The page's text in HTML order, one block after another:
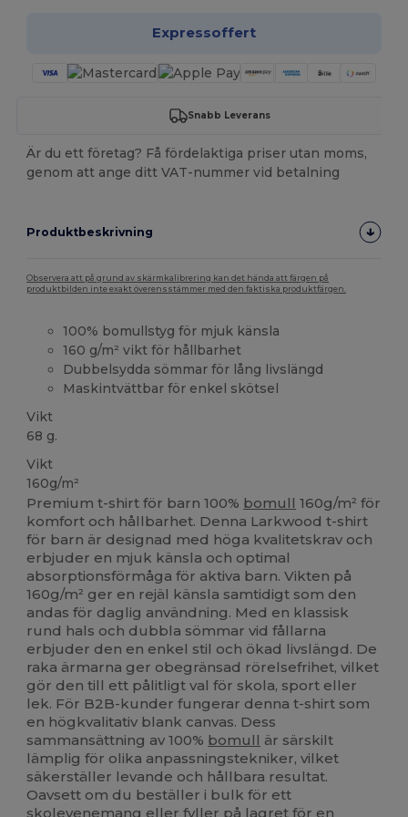
Expressoffert
Snabb Leverans
Är du ett företag? Få fördelaktiga priser utan moms,
genom att ange ditt VAT-nummer vid betalning
Produktbeskrivning
Observera att på grund av skärmkalibrering kan det hända att färgen på
produktbilden inte exakt överensstämmer med den faktiska produktfärgen.
100% bomullstyg för mjuk känsla
160 g/m² vikt för hållbarhet
Dubbelsydda sömmar för lång livslängd
Maskintvättbar för enkel skötsel
Vikt
68 g.
Vikt
160g/m²
Premium t-shirt för barn 100% bomull 160g/m² för
komfort och hållbarhet. Denna Larkwood t-shirt
för barn är designad med höga kvalitetskrav och
erbjuder en mjuk känsla och optimal
absorptionsförmåga för aktiva barn. Vikten på
160g/m² ger en rejäl känsla samtidigt som den
andas för daglig användning. Med en klassisk
rund hals och dubbla sömmar vid fållarna
erbjuder den en enkel stil och ökad livslängd. De
raka ärmarna ger obegränsad rörelsefrihet, vilket
gör den till ett pålitligt val för skola, sport eller
lek. För B2B-kunder fungerar denna t-shirt som
en högkvalitativ blank canvas. Dess
sammansättning av 100% bomull är särskilt
lämplig för olika anpassningstekniker, vilket
säkerställer levande och hållbara resultat.
Oavsett om du beställer i bulk för ett
skolevenemang eller fyller på lagret för en